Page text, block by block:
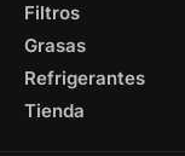
Filtros
Grasas
Refrigerantes
Tienda